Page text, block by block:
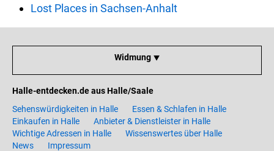
Lost Places in Sachsen-Anhalt
Widmung ⯆
Halle-entdecken.de aus Halle/Saale
Sehenswürdigkeiten in Halle
Essen & Schlafen in Halle
Einkaufen in Halle
Anbieter & Dienstleister in Halle
Wichtige Adressen in Halle
Wissenswertes über Halle
News
Impressum